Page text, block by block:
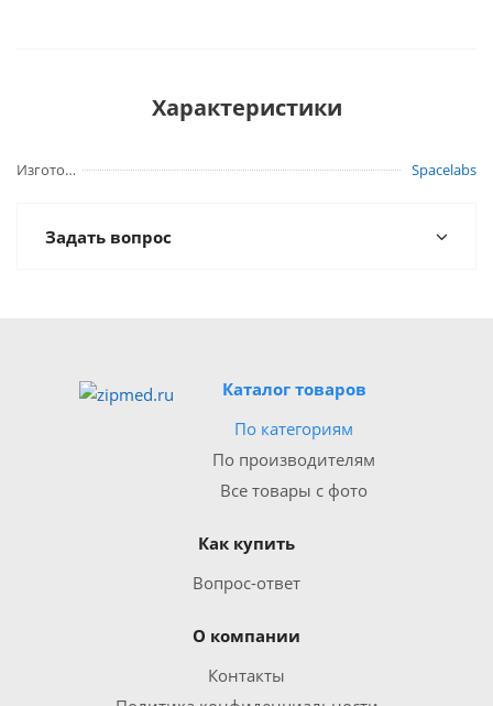
Характеристики
Изготовитель Spacelabs
Задать вопрос
Каталог товаров
По категориям
По производителям
Все товары с фото
Как купить
Вопрос-ответ
О компании
Контакты